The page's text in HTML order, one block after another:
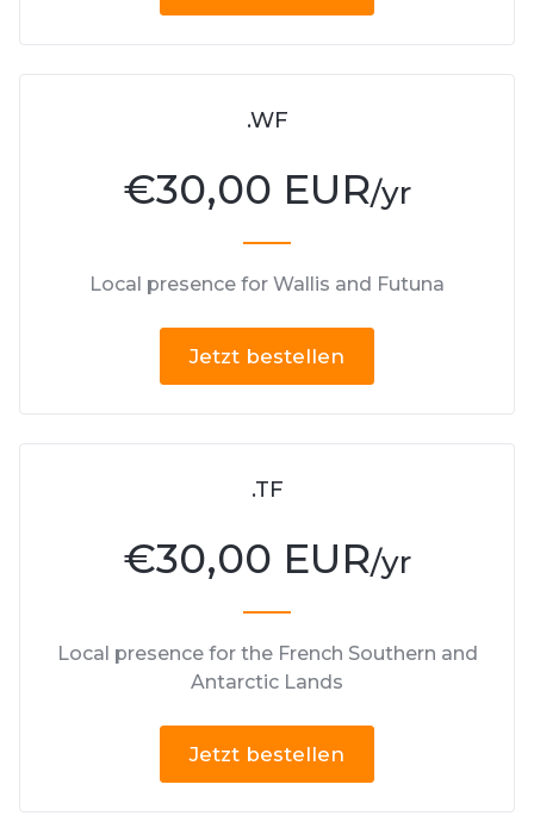
.WF
€30,00 EUR/yr
Local presence for Wallis and Futuna
Jetzt bestellen
.TF
€30,00 EUR/yr
Local presence for the French Southern and
Antarctic Lands
Jetzt bestellen